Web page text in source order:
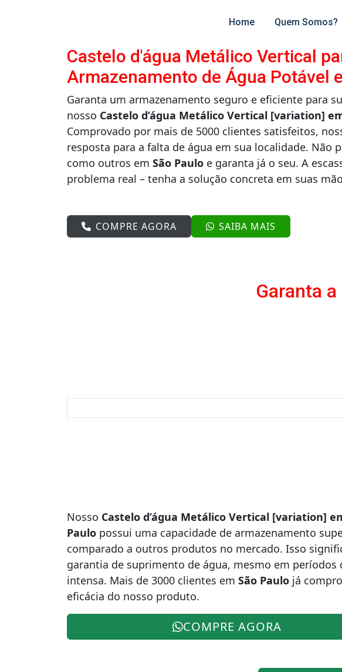
Home Quem Somos?
Castelo d'água Metálico Vertical
Armazenamento de Água Potável
Garanta um armazenamento seguro e eficiente para
nosso Castelo d’água Metálico Vertical [variation]
Comprovado por mais de 5000 clientes satisfeitos,
resposta para a falta de água em sua localidade. Não
como outros em São Paulo e garanta já o seu. A
problema real – tenha a solução concreta em suas
COMPRE AGORA SAIBA MAIS
Garanta
Nosso Castelo d’água Metálico Vertical [variation]
Paulo possui uma capacidade de armazenamento
comparado a outros produtos no mercado. Isso
garantia de suprimento de água, mesmo em períodos
intensa. Mais de 3000 clientes em São Paulo já
eficácia do nosso produto.
COMPRE AGORA